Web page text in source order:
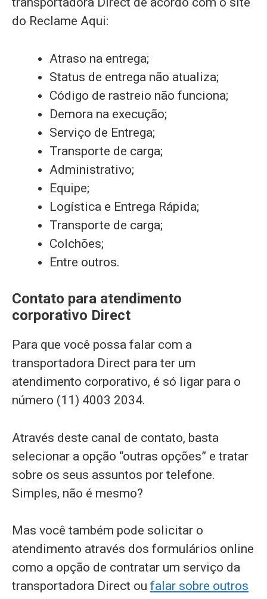
do Reclame Aqui:
Atraso na entrega;
Status de entrega não atualiza;
Código de rastreio não funciona;
Demora na execução;
Serviço de Entrega;
Transporte de carga;
Administrativo;
Equipe;
Logística e Entrega Rápida;
Transporte de carga;
Colchões;
Entre outros.
Contato para atendimento
corporativo Direct
Para que você possa falar com a
transportadora Direct para ter um
atendimento corporativo, é só ligar para o
número (11) 4003 2034.
Através deste canal de contato, basta
selecionar a opção “outras opções” e tratar
sobre os seus assuntos por telefone.
Simples, não é mesmo?
Mas você também pode solicitar o
atendimento através dos formulários online
como a opção de contratar um serviço da
transportadora Direct ou falar sobre outros